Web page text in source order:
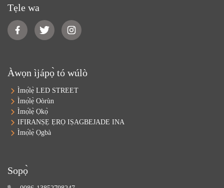
Tẹle wa
Àwọn ìjápọ̀ tó wúlò
Ìmọ́lẹ̀ LED STREET
Ìmọ́lẹ̀ Oòrùn
Ìmọ́lẹ̀ Ọkọ̀
IFIRANṢẸ ẸRỌ IṢAGBEJADE INA
Ìmọ́lẹ̀ Ọgbà
Sopọ̀